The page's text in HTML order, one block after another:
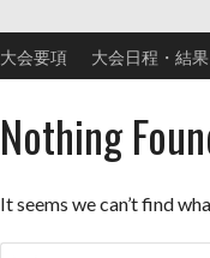
大会要項 大会日程・結果
Nothing
It seems we can’t find